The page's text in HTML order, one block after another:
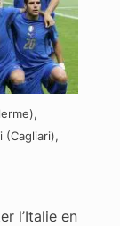
(Cagliari),
l’Italie en